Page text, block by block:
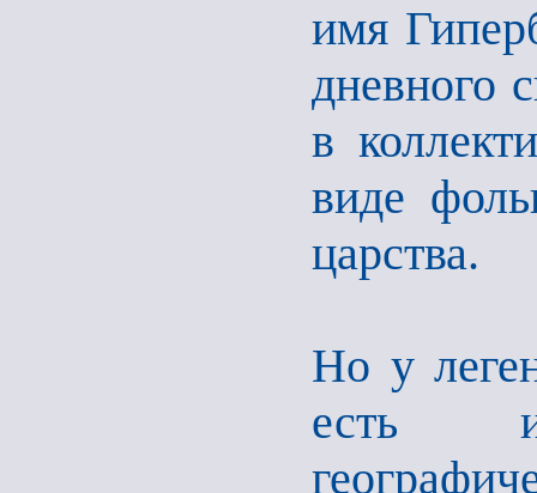
имя
дневного
в
виде
царства.
Но у
есть